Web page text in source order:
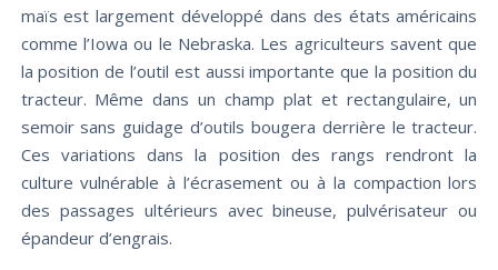
maïs est largement développé dans des états américains
comme l’Iowa ou le Nebraska. Les agriculteurs savent que
la position de l’outil est aussi importante que la position du
tracteur. Même dans un champ plat et rectangulaire, un
semoir sans guidage d’outils bougera derrière le tracteur.
Ces variations dans la position des rangs rendront la
culture vulnérable à l’écrasement ou à la compaction lors
des passages ultérieurs avec bineuse, pulvérisateur ou
épandeur d’engrais.